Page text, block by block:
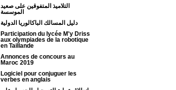
التلاميذ المتفوقين على صعيد
الموسسة
دليل المسالك الباكالوريا الدولية
Participation du lycée M'y Driss
aux olympiades de la robotique
en Taillande
Annonces de concours au
Maroc 2019
Logiciel pour conjuguer les
verbes en anglais